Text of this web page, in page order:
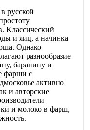
русской
Классический
и яиц, а начинка
Однако
разнообразие
баранину и
фарши с
активно
и авторские
и молоко в фарш,